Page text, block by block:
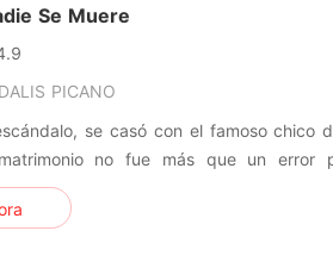
Se Muere
PICANO
se casó con el famoso chico
no fue más que un error
su ira, le puso las cosas
sin embargo, también era como la